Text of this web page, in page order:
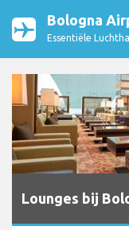
Bologna
Essentiële
Lounges bij